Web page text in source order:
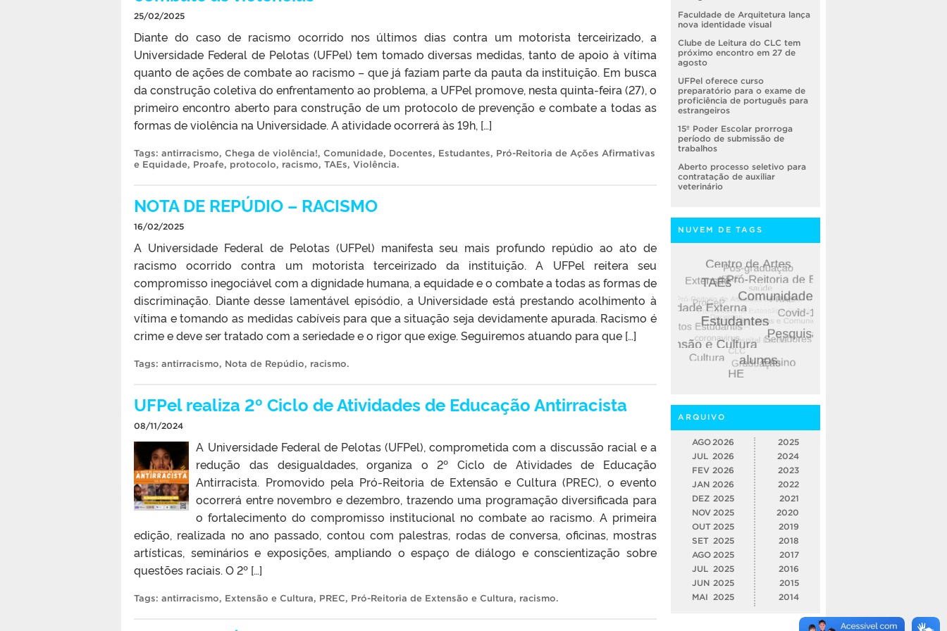
25/02/2025
Diante do caso de racismo ocorrido nos últimos dias contra um motorista terceirizado, a
Universidade Federal de Pelotas (UFPel) tem tomado diversas medidas, tanto de apoio à vítima
quanto de ações de combate ao racismo – que já faziam parte da pauta da instituição. Em busca
da construção coletiva do enfrentamento ao problema, a UFPel promove, nesta quinta-feira (27), o
primeiro encontro aberto para construção de um protocolo de prevenção e combate a todas as
formas de violência na Universidade. A atividade ocorrerá às 19h, […]
Tags: antirracismo, Chega de violência!, Comunidade, Docentes, Estudantes, Pró-Reitoria de Ações Afirmativas
e Equidade, Proafe, protocolo, racismo, TAEs, Violência.
NOTA DE REPÚDIO – RACISMO
16/02/2025
A Universidade Federal de Pelotas (UFPel) manifesta seu mais profundo repúdio ao ato de
racismo ocorrido contra um motorista terceirizado da instituição. A UFPel reitera seu
compromisso inegociável com a dignidade humana, a equidade e o combate a todas as formas de
discriminação. Diante desse lamentável episódio, a Universidade está prestando acolhimento à
vítima e tomando as medidas cabíveis para que a situação seja devidamente apurada. Racismo é
crime e deve ser tratado com a seriedade e o rigor que exige. Seguiremos atuando para que […]
Tags: antirracismo, Nota de Repúdio, racismo.
UFPel realiza 2º Ciclo de Atividades de Educação Antirracista
08/11/2024
A Universidade Federal de Pelotas (UFPel), comprometida com a discussão racial e a
redução das desigualdades, organiza o 2º Ciclo de Atividades de Educação
Antirracista. Promovido pela Pró-Reitoria de Extensão e Cultura (PREC), o evento
ocorrerá entre novembro e dezembro, trazendo uma programação diversificada para
o fortalecimento do compromisso institucional no combate ao racismo. A primeira
edição, realizada no ano passado, contou com palestras, rodas de conversa, oficinas, mostras
artísticas, seminários e exposições, ampliando o espaço de diálogo e conscientização sobre
questões raciais. O 2º […]
Tags: antirracismo, Extensão e Cultura, PREC, Pró-Reitoria de Extensão e Cultura, racismo.
Faculdade de Arquitetura lança
nova identidade visual
Clube de Leitura do CLC tem
próximo encontro em 27 de
agosto
UFPel oferece curso
preparatório para o exame de
proficiência de português para
estrangeiros
15º Poder Escolar prorroga
período de submissão de
trabalhos
Aberto processo seletivo para
contratação de auxiliar
veterinário
NUVEM DE TAGS
ARQUIVO
AGO 2026
JUL 2026
FEV 2026
JAN 2026
DEZ 2025
NOV 2025
OUT 2025
SET 2025
AGO 2025
JUL
2025
JUN 2025
MAI
2025
2025
2024
2023
2022
2021
2020
2019
2018
2017
2016
2015
2014